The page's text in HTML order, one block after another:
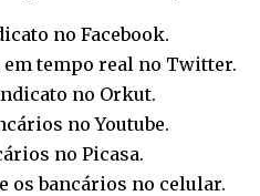
no Facebook.
tempo real no Twitter.
no Orkut.
noYoutube.
no Picasa.
os bancários no celular.